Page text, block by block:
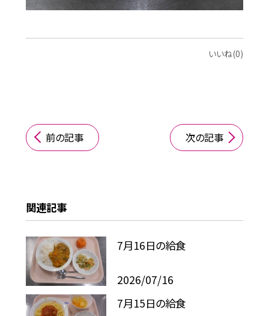
いいね(0)
前の記事 次の記事
関連記事
7月16日の給食
2026/07/16
7月15日の給食